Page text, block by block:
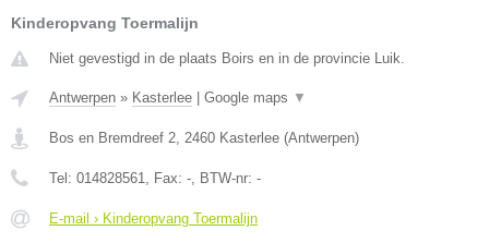
Kinderopvang Toermalijn
Niet gevestigd in de plaats Boirs en in de provincie Luik.
Antwerpen » Kasterlee Google maps ▼
Bos en Bremdreef 2, 2460 Kasterlee (Antwerpen)
Tel: 014828561, Fax: -, BTW-nr: -
E-mail › Kinderopvang Toermalijn